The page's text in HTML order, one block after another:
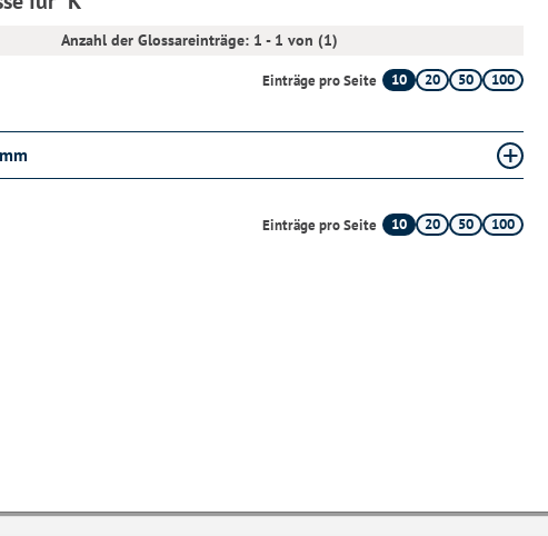
Anzahl der Glossareinträge: 1 - 1 von (1)
Einträge pro Seite 10 20 50 100
Einträge pro Seite 10 20 50 100